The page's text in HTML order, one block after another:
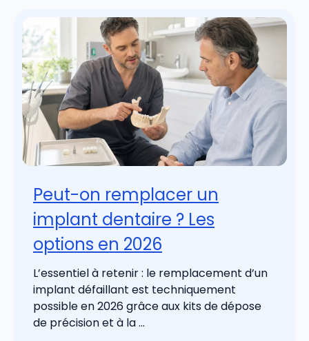
Peut-on remplacer un
implant dentaire ? Les
options en 2026
L’essentiel à retenir : le remplacement d’un
implant défaillant est techniquement
possible en 2026 grâce aux kits de dépose
de précision et à la ...